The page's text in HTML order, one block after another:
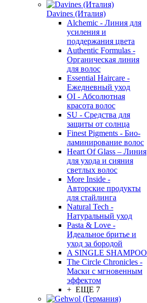
Davines (Италия)
Alchemic - Линия для
усиления и
поддержания цвета
Authentic Formulas -
Органическая линия
для волос
Essential Haircare -
Eжедневный уход
OI - Абсолютная
красота волос
SU - Средства для
защиты от солнца
Finest Pigments - Био-
ламинирование волос
Heart Of Glass – Линия
для ухода и сияния
светлых волос
More Inside -
Авторские продукты
для стайлинга
Natural Tech -
Натуральный уход
Pasta & Love -
Идеальное бритье и
уход за бородой
A SINGLE SHAMPOO
The Circle Chronicles -
Маски с мгновенным
эффектом
+ ЕЩЕ 7